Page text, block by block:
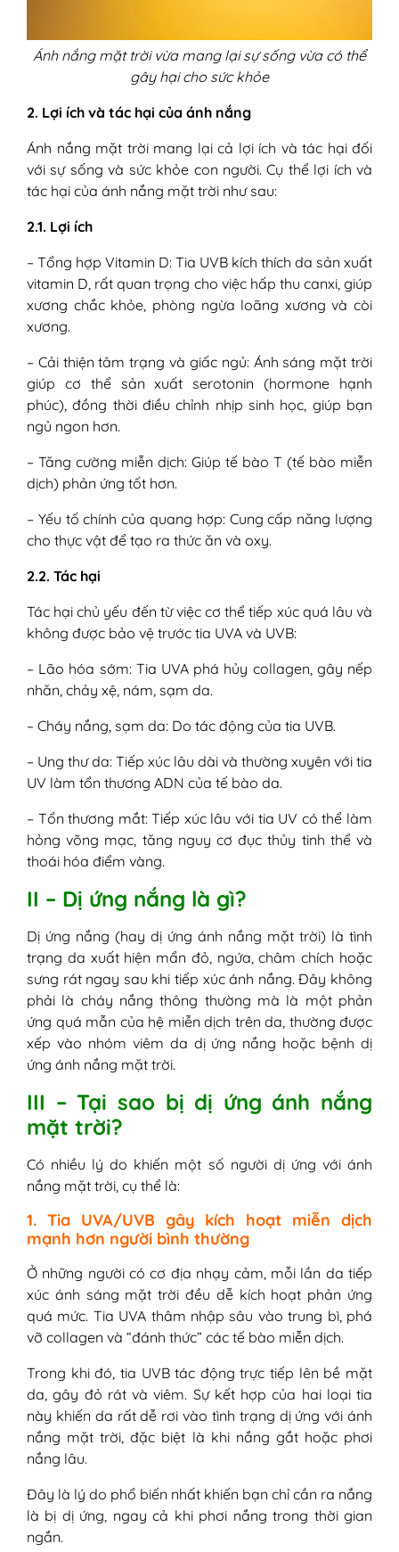
Ánh nắng mặt trời vừa mang lại sự sống vừa có thể
gây hại cho sức khỏe
2. Lợi ích và tác hại của ánh nắng
Ánh nắng mặt trời mang lại cả lợi ích và tác hại đối
với sự sống và sức khỏe con người. Cụ thể lợi ích và
tác hại của ánh nắng mặt trời như sau:
2.1. Lợi ích
– Tổng hợp Vitamin D: Tia UVB kích thích da sản xuất
vitamin D, rất quan trọng cho việc hấp thu canxi, giúp
xương chắc khỏe, phòng ngừa loãng xương và còi
xương.
– Cải thiện tâm trạng và giấc ngủ: Ánh sáng mặt trời
giúp cơ thể sản xuất serotonin (hormone hạnh
phúc), đồng thời điều chỉnh nhịp sinh học, giúp bạn
ngủ ngon hơn.
– Tăng cường miễn dịch: Giúp tế bào T (tế bào miễn
dịch) phản ứng tốt hơn.
– Yếu tố chính của quang hợp: Cung cấp năng lượng
cho thực vật để tạo ra thức ăn và oxy.
2.2. Tác hại
Tác hại chủ yếu đến từ việc cơ thể tiếp xúc quá lâu và
không được bảo vệ trước tia UVA và UVB:
– Lão hóa sớm: Tia UVA phá hủy collagen, gây nếp
nhăn, chảy xệ, nám, sạm da.
– Cháy nắng, sạm da: Do tác động của tia UVB.
– Ung thư da: Tiếp xúc lâu dài và thường xuyên với tia
UV làm tổn thương ADN của tế bào da.
– Tổn thương mắt: Tiếp xúc lâu với tia UV có thể làm
hỏng võng mạc, tăng nguy cơ đục thủy tinh thể và
thoái hóa điểm vàng.
II – Dị ứng nắng là gì?
Dị ứng nắng (hay dị ứng ánh nắng mặt trời) là tình
trạng da xuất hiện mẩn đỏ, ngứa, châm chích hoặc
sưng rát ngay sau khi tiếp xúc ánh nắng. Đây không
phải là cháy nắng thông thường mà là một phản
ứng quá mẫn của hệ miễn dịch trên da, thường được
xếp vào nhóm viêm da dị ứng nắng hoặc bệnh dị
ứng ánh nắng mặt trời.
III – Tại sao bị dị ứng ánh nắng
mặt trời?
Có nhiều lý do khiến một số người dị ứng với ánh
nắng mặt trời, cụ thể là:
1. Tia UVA/UVB gây kích hoạt miễn dịch
mạnh hơn người bình thường
Ở những người có cơ địa nhạy cảm, mỗi lần da tiếp
xúc ánh sáng mặt trời đều dễ kích hoạt phản ứng
quá mức. Tia UVA thâm nhập sâu vào trung bì, phá
vỡ collagen và “đánh thức” các tế bào miễn dịch.
Trong khi đó, tia UVB tác động trực tiếp lên bề mặt
da, gây đỏ rát và viêm. Sự kết hợp của hai loại tia
này khiến da rất dễ rơi vào tình trạng dị ứng với ánh
nắng mặt trời, đặc biệt là khi nắng gắt hoặc phơi
nắng lâu.
Đây là lý do phổ biến nhất khiến bạn chỉ cần ra nắng
là bị dị ứng, ngay cả khi phơi nắng trong thời gian
ngắn.